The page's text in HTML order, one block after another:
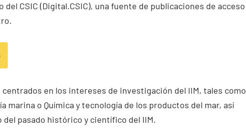
CSIC (Digital.CSIC), una fuente de publicaciones de acceso
en los intereses de investigación del IIM, tales como
marina o Química y tecnología de los productos del mar, así
pasado histórico y científico del IIM.